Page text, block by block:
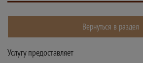
Вернуться в раздел
Услугу предоставляет